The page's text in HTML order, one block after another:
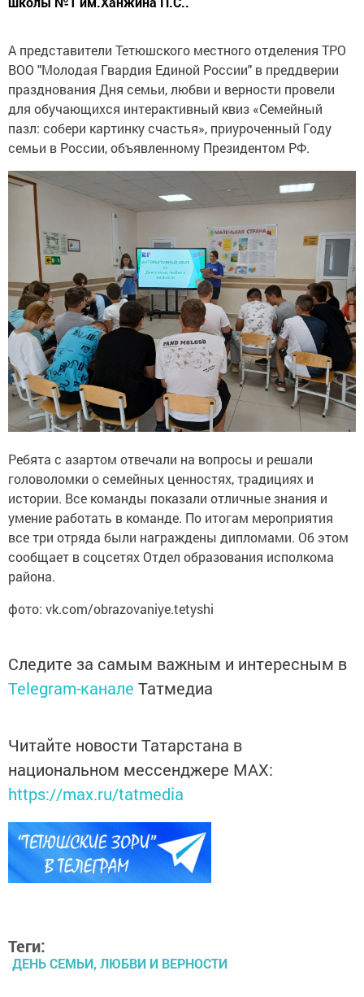
А представители Тетюшского местного отделения ТРО
ВОО "Молодая Гвардия Единой России" в преддверии
празднования Дня семьи, любви и верности провели
для обучающихся интерактивный квиз «Семейный
пазл: собери картинку счастья», приуроченный Году
семьи в России, объявленному Президентом РФ.
Ребята с азартом отвечали на вопросы и решали
головоломки о семейных ценностях, традициях и
истории. Все команды показали отличные знания и
умение работать в команде. По итогам мероприятия
все три отряда были награждены дипломами. Об этом
сообщает в соцсетях Отдел образования исполкома
района.
фото: vk.com/obrazovaniye.tetyshi
Следите за самым важным и интересным в
Telegram-канале Татмедиа
Читайте новости Татарстана в
национальном мессенджере MАХ:
https://max.ru/tatmedia
Теги:
ДЕНЬ СЕМЬИ, ЛЮБВИ И ВЕРНОСТИ